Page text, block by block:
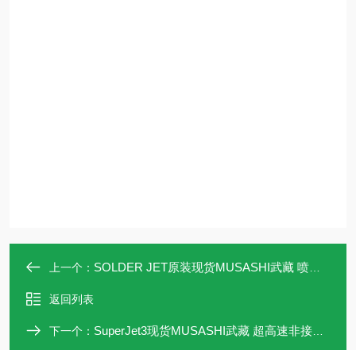
上一个： SOLDER JET原装现货MUSASHI武藏 喷气式点胶机
返回列表
下一个： SuperJet3现货MUSASHI武藏 超高速非接触式点胶机